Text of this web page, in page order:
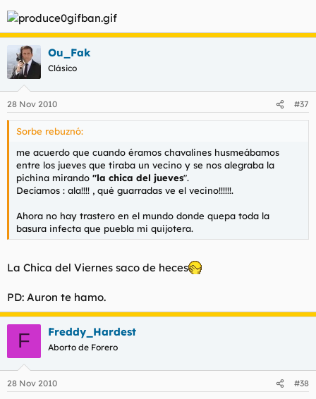
Ou_Fak
Clásico
28 Nov 2010 #37
Sorbe rebuznó:
me acuerdo que cuando éramos chavalines husmeábamos
entre los jueves que tiraba un vecino y se nos alegraba la
pichina mirando "la chica del jueves".
Decíamos : ala!!!! , qué guarradas ve el vecino!!!!!!.
Ahora no hay trastero en el mundo donde quepa toda la
basura infecta que puebla mi quijotera.
La Chica del Viernes saco de heces
PD: Auron te hamo.
F Freddy_Hardest
Aborto de Forero
28 Nov 2010 #38